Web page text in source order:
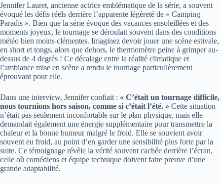
Jennifer Lauret, ancienne actrice emblématique de la série, a souvent
évoqué les défis réels derrière l’apparente légèreté de « Camping
Paradis ». Bien que la série évoque des vacances ensoleillées et des
moments joyeux, le tournage se déroulait souvent dans des conditions
météo bien moins clémentes. Imaginez devoir jouer une scène estivale,
en short et tongs, alors que dehors, le thermomètre peine à grimper au-
dessus de 4 degrés ! Ce décalage entre la réalité climatique et
l’ambiance mise en scène a rendu le tournage particulièrement
éprouvant pour elle.
Dans une interview, Jennifer confiait : « C’était un tournage difficile,
nous tournions hors saison, comme si c’était l’été. » Cette situation
n’était pas seulement inconfortable sur le plan physique, mais elle
demandait également une énergie supplémentaire pour transmettre la
chaleur et la bonne humeur malgré le froid. Elle se souvient avoir
souvent eu froid, au point d’en garder une sensibilité plus forte par la
suite. Ce témoignage révèle la vérité souvent cachée derrière l’écran,
celle où comédiens et équipe technique doivent faire preuve d’une
grande adaptabilité.